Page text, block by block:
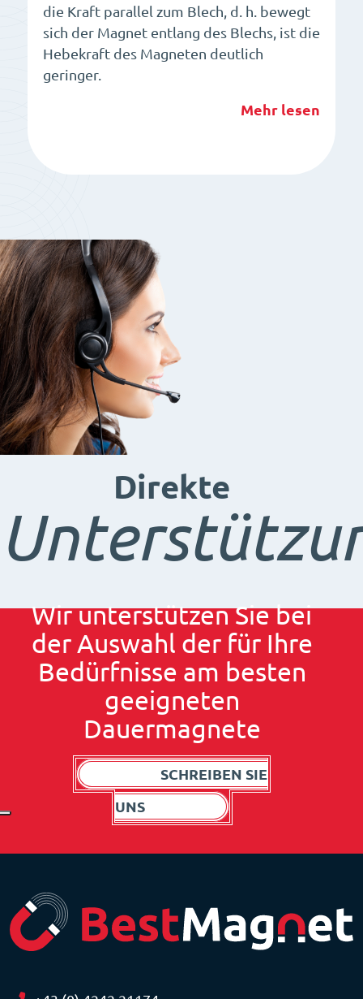
die Kraft parallel zum Blech, d. h. bewegt
sich der Magnet entlang des Blechs, ist die
Hebekraft des Magneten deutlich
geringer.
Mehr lesen
Direkte
Wir unterstützen Sie bei
der Auswahl der für Ihre
Bedürfnisse am besten
geeigneten
Dauermagnete
SCHREIBEN SIE
UNS